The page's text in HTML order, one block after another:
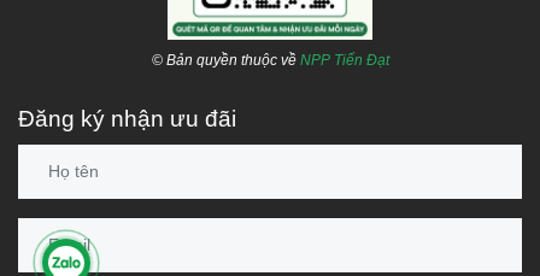
© Bản quyền thuộc về NPP Tiến Đạt
Đăng ký nhận ưu đãi